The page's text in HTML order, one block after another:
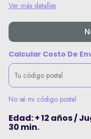
Ver más detalles
Calcular Costo De
No sé mi código postal
Edad: + 12 años /
30 min.